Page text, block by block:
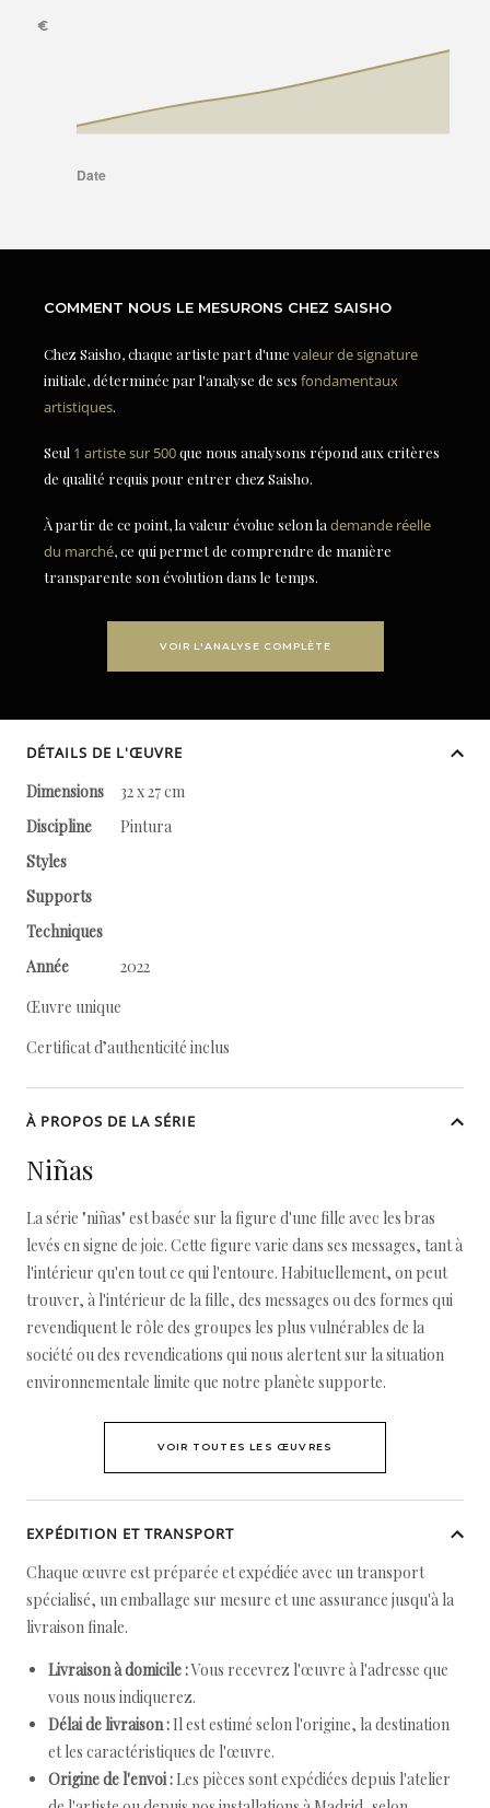
COMMENT NOUS LE MESURONS CHEZ SAISHO
Chez Saisho, chaque artiste part d'une valeur de signature
initiale, déterminée par l'analyse de ses fondamentaux
artistiques.
Seul 1 artiste sur 500que nous analysons répond aux critères
de qualité requis pour entrer chez Saisho.
À partir de ce point, la valeur évolue selon la demande réelle
du marché, ce qui permet de comprendre de manière
transparente son évolution dans le temps.
VOIR L'ANALYSE COMPLÈTE
DÉTAILS DE L'ŒUVRE
Dimensions
32 x 27 cm
Discipline
Pintura
Styles
Supports
Techniques
Année
2022
Œuvre unique
Certificat d’authenticité inclus
À PROPOS DE LA SÉRIE
Niñas
La série "niñas" est basée sur la figure d'une fille avec les bras
levés en signe de joie. Cette figure varie dans ses messages, tant à
l'intérieur qu'en tout ce qui l'entoure. Habituellement, on peut
trouver, à l'intérieur de la fille, des messages ou des formes qui
revendiquent le rôle des groupes les plus vulnérables de la
société ou des revendications qui nous alertent sur la situation
environnementale limite que notre planète supporte.
VOIR TOUTES LES ŒUVRES
EXPÉDITION ET TRANSPORT
Chaque œuvre est préparée et expédiée avec un transport
spécialisé, un emballage sur mesure et une assurance jusqu'à la
livraison finale.
Livraison à domicile :Vous recevrez l'œuvre à l'adresse que
vous nous indiquerez.
Délai de livraison : Il est estimé selon l'origine, la destination
et les caractéristiques de l'œuvre.
Origine de l'envoi : Les pièces sont expédiées depuis l'atelier